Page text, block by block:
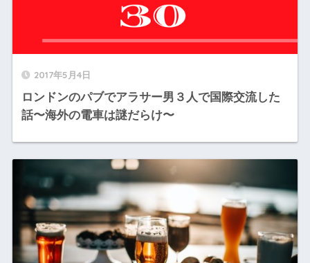
2017年5月4日
ロンドンのパブでアラサー男３人で国際交流した
話〜海外の電車は謎だらけ〜